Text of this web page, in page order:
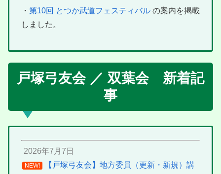
・ 第10回 とつか武道フェスティバル の案内を掲載
しました。
戸塚弓友会 ／ 双葉会 新着記
事
2026年7月7日
NEW!
【戸塚弓友会】地方委員（更新・新規）講